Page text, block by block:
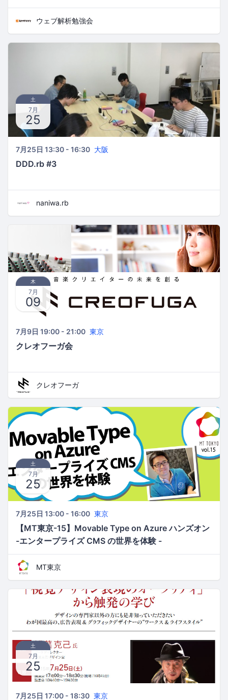
ウェブ解析勉強会
土
7月
25
7月25日 13:30 - 16:30 大阪
DDD.rb #3
naniwa.rb
木
7月
09
7月9日 19:00 - 21:00 東京
クレオフーガ会
クレオフーガ
土
7月
25
7月25日 13:00 - 16:00 東京
【MT東京-15】Movable Type on Azure ハンズオン
-エンタープライズ CMS の世界を体験 -
MT東京
土
7月
25
7月25日 17:00 - 18:30 東京